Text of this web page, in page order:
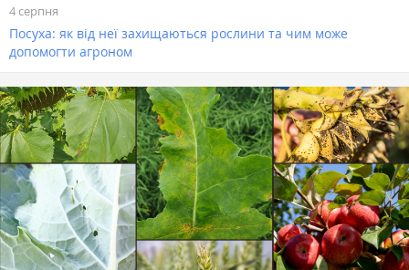
4 серпня
Посуха: як від неї захищаються рослини та чим може
допомогти агроном